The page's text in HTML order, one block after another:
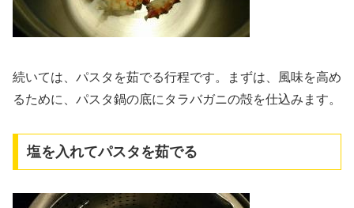
続いては、パスタを茹でる行程です。まずは、風味を高め
るために、パスタ鍋の底にタラバガニの殻を仕込みます。
塩を入れてパスタを茹でる